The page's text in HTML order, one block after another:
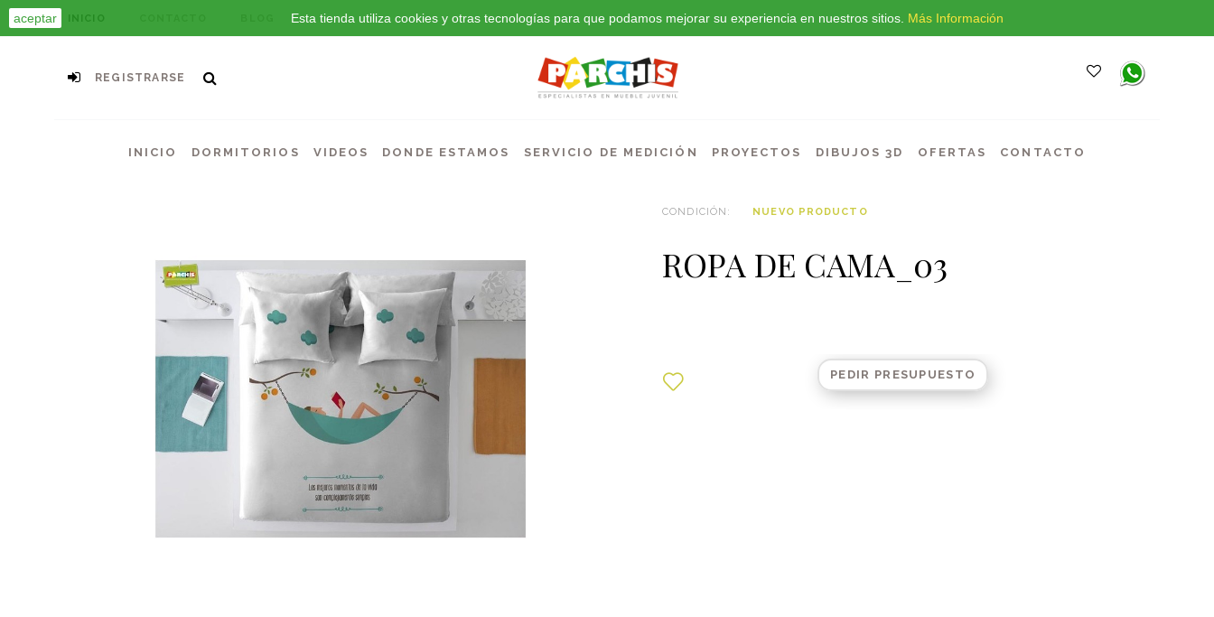
aceptar Esta tienda utiliza cookies y otras tecnologías para que podamos mejorar su experiencia en nuestros sitios. Más Información
INICIO
REGISTRARSE
INICIO DORMITORIOS VIDEOS DONDE ESTAMOS SERVICIO DE MEDICIÓN PROYECTOS DIBUJOS 3D OFERTAS CONTACTO
CONDICIÓN: NUEVO PRODUCTO
ROPA DE CAMA_03
PEDIR PRESUPUESTO